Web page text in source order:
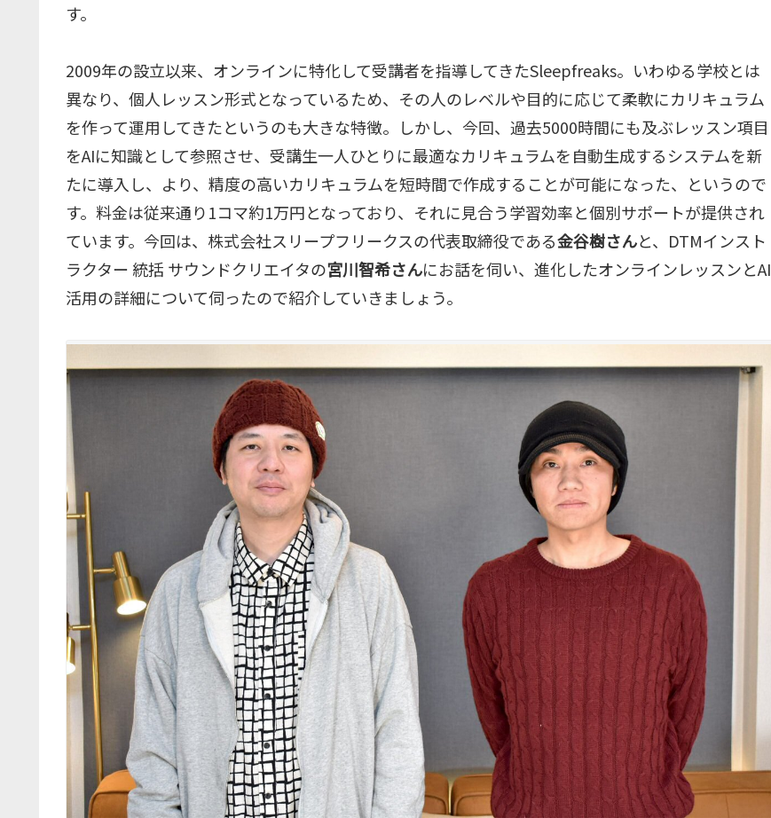
す。
2009年の設立以来、オンラインに特化して受講者を指導してきたSleepfreaks。いわゆる学校とは
異なり、個人レッスン形式となっているため、その人のレベルや目的に応じて柔軟にカリキュラム
を作って運用してきたというのも大きな特徴。しかし、今回、過去5000時間にも及ぶレッスン項目
をAIに知識として参照させ、受講生一人ひとりに最適なカリキュラムを自動生成するシステムを新
たに導入し、より、精度の高いカリキュラムを短時間で作成することが可能になった、というので
す。料金は従来通り1コマ約1万円となっており、それに見合う学習効率と個別サポートが提供され
ています。今回は、株式会社スリープフリークスの代表取締役である金谷樹さんと、DTMインスト
ラクター 統括 サウンドクリエイタの宮川智希さんにお話を伺い、進化したオンラインレッスンとAI
活用の詳細について伺ったので紹介していきましょう。